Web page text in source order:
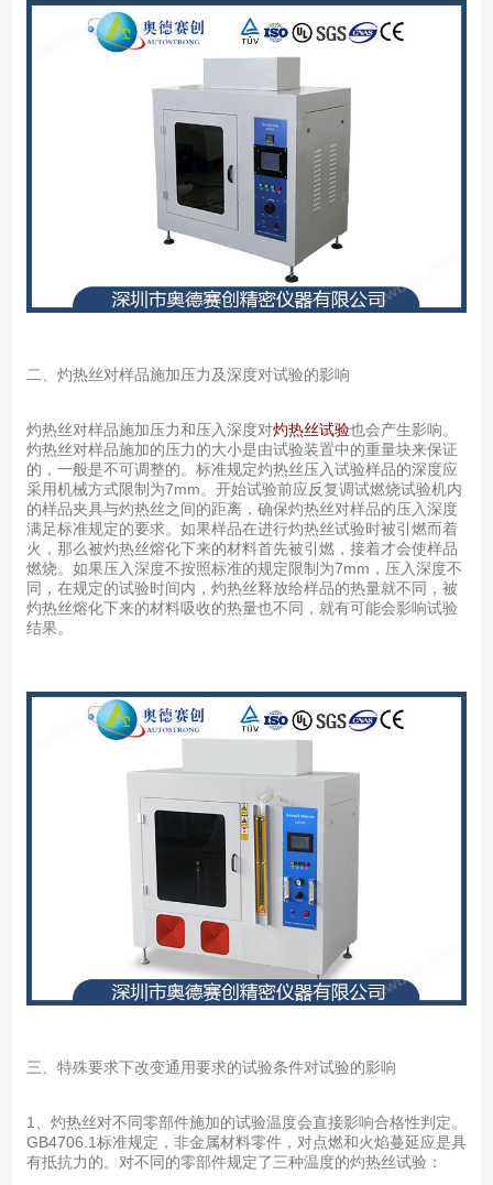
二、灼热丝对样品施加压力及深度对试验的影响
灼热丝对样品施加压力和压入深度对灼热丝试验也会产生影响。
灼热丝对样品施加的压力的大小是由试验装置中的重量块来保证
的，一般是不可调整的。标准规定灼热丝压入试验样品的深度应
采用机械方式限制为7mm。开始试验前应反复调试燃烧试验机内
的样品夹具与灼热丝之间的距离，确保灼热丝对样品的压入深度
满足标准规定的要求。如果样品在进行灼热丝试验时被引燃而着
火，那么被灼热丝熔化下来的材料首先被引燃，接着才会使样品
燃烧。如果压入深度不按照标准的规定限制为7mm，压入深度不
同，在规定的试验时间内，灼热丝释放给样品的热量就不同，被
灼热丝熔化下来的材料吸收的热量也不同，就有可能会影响试验
结果。
三、特殊要求下改变通用要求的试验条件对试验的影响
1、灼热丝对不同零部件施加的试验温度会直接影响合格性判定。
GB4706.1标准规定，非金属材料零件，对点燃和火焰蔓延应是具
有抵抗力的。对不同的零部件规定了三种温度的灼热丝试验：